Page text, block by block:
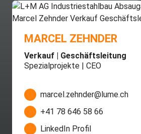
MARCEL ZEHNDER
Verkauf | Geschäftsleitung
Spezialprojekte | CEO
marcel.zehnder@lume.ch
+41 78 646 58 66
LinkedIn Profil